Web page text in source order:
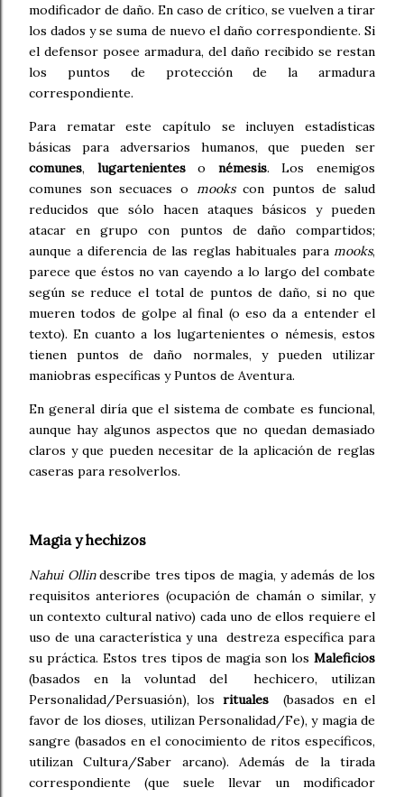
modificador de daño. En caso de crítico, se vuelven a tirar
los dados y se suma de nuevo el daño correspondiente. Si
el defensor posee armadura, del daño recibido se restan
los puntos de protección de la armadura
correspondiente.
Para rematar este capítulo se incluyen estadísticas
básicas para adversarios humanos, que pueden ser
comunes, lugartenienteso némesis. Los enemigos
comunes son secuaces o mookscon puntos de salud
reducidos que sólo hacen ataques básicos y pueden
atacar en grupo con puntos de daño compartidos;
aunque a diferencia de las reglas habituales para mooks,
parece que éstos no van cayendo a lo largo del combate
según se reduce el total de puntos de daño, si no que
mueren todos de golpe al final (o eso da a entender el
texto). En cuanto a los lugartenientes o némesis, estos
tienen puntos de daño normales, y pueden utilizar
maniobras específicas y Puntos de Aventura.
En general diría que el sistema de combate es funcional,
aunque hay algunos aspectos que no quedan demasiado
claros y que pueden necesitar de la aplicación de reglas
caseras para resolverlos.
Magia y hechizos
Nahui Ollindescribe tres tipos de magia, y además de los
requisitos anteriores (ocupación de chamán o similar, y
un contexto cultural nativo) cada uno de ellos requiere el
uso de una característica y una destreza específica para
su práctica. Estos tres tipos de magia son los Maleficios
(basados en la voluntad del hechicero, utilizan
Personalidad/Persuasión), los rituales(basados en el
favor de los dioses, utilizan Personalidad/Fe), y magia de
sangre (basados en el conocimiento de ritos específicos,
utilizan Cultura/Saber arcano). Además de la tirada
correspondiente (que suele llevar un modificador